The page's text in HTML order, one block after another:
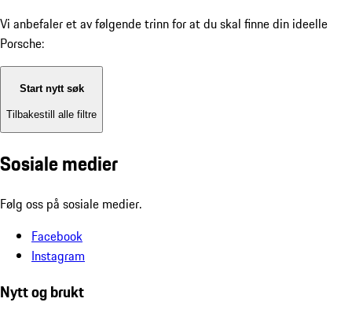
Vi anbefaler et av følgende trinn for at du skal finne din ideelle
Porsche:
Start nytt søk
Tilbakestill alle filtre
Sosiale medier
Følg oss på sosiale medier.
Facebook
Instagram
Nytt og brukt